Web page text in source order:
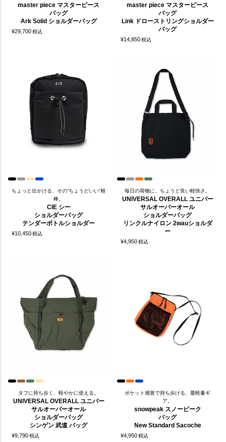
master piece マスターピース
バッグ
Ark Solid ショルダーバッグ
¥29,700税込
master piece マスターピース
バッグ
Link ドローストリングショルダー
バッグ
¥14,850税込
ちょっと出かける、その“ちょうどいい”相
棒。
CIE シー
ショルダーバッグ
テンダーボトルショルダー
¥10,450税込
毎日の荷物に、ちょうど良い軽快さ。
UNIVERSAL OVERALL ユニバー
サルオーバーオール
ショルダーバッグ
リンクルナイロン 2wauショルダ
ー
¥4,950税込
タフに持ち歩く、軽やかに使える。
UNIVERSAL OVERALL ユニバー
サルオーバーオール
ショルダーバッグ
シンゲン 武道 バッグ
¥9,790税込
ポケット感覚で持ち歩ける、最軽量ギ
ア。
snowpeak スノーピーク
バッグ
New Standard Sacoche
¥4,950税込